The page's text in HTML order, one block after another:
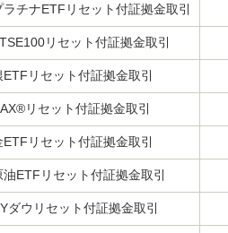
ラチナETFリセット付証拠金取引
リセット付証拠金取引
ETFリセット付証拠金取引
リセット付証拠金取引
ETFリセット付証拠金取引
油ETFリセット付証拠金取引
ダウリセット付証拠金取引